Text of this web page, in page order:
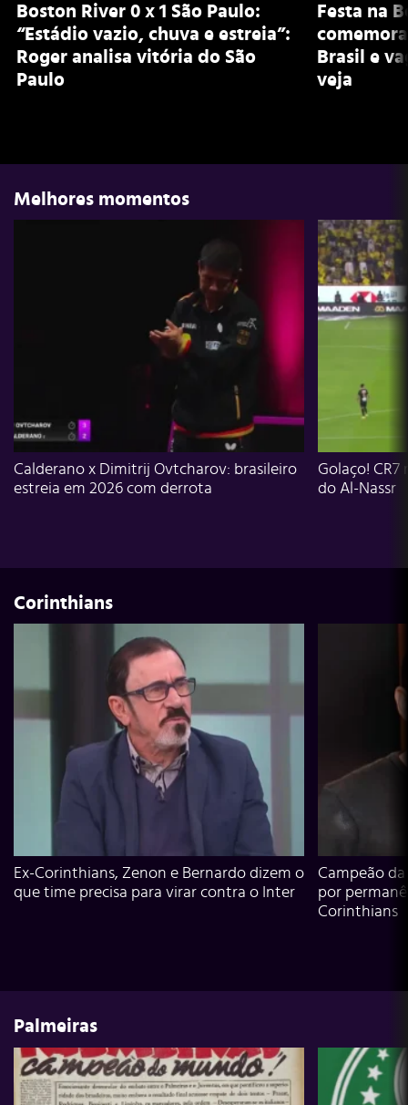
Boston River 0 x 1 São Paulo:
“Estádio vazio, chuva e estreia”:
Roger analisa vitória do São
Paulo
Festa na
Brasil e
veja
Melhores momentos
Calderano x Dimitrij Ovtcharov: brasileiro
estreia em 2026 com derrota
Golaço!
do Al-Nassr
Corinthians
Ex-Corinthians, Zenon e Bernardo dizem o
que time precisa para virar contra o Inter
Campeão
por
Corinthians
Palmeiras